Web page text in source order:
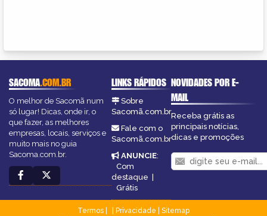
SACOMA.COM.BR
O melhor de Sacomã num
só lugar! Dicas, onde ir, o
que fazer, as melhores
empresas, locais, serviços e
muito mais no guia
Sacoma.com.br.
LINKS RÁPIDOS
Sobre
Sacomã.com.br
Fale com o
Sacomã.com.br
ANUNCIE:
Com
destaque
Grátis
NOVIDADES POR E-
MAIL
Receba grátis as
principais notícias,
dicas e promoções
Termos Privacidade
Sitemap